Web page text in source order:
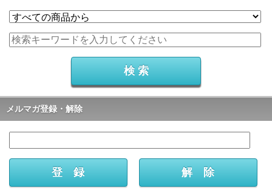
メルマガ登録・解除